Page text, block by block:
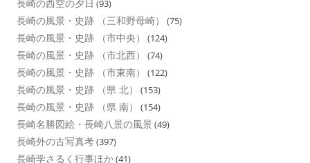
長崎の西空の夕日 (93)
長崎の風景・史跡 （三和野母崎） (75)
長崎の風景・史跡 （市中央） (124)
長崎の風景・史跡 （市北西） (74)
長崎の風景・史跡 （市東南） (122)
長崎の風景・史跡 （県 北） (153)
長崎の風景・史跡 （県 南） (154)
長崎名勝図絵・長崎八景の風景 (49)
長崎外の古写真考(397)
長崎学さるく行事ほか(41)